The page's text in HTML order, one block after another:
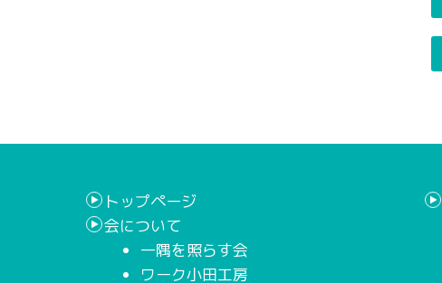
トップページ
会について
一隅を照らす会
ワーク小田工房